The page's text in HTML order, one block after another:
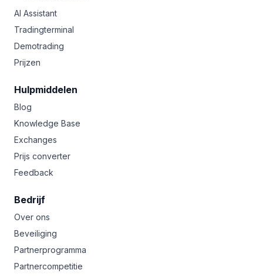
AI Assistant
Tradingterminal
Demotrading
Prijzen
Hulpmiddelen
Blog
Knowledge Base
Exchanges
Prijs converter
Feedback
Bedrijf
Over ons
Beveiliging
Partnerprogramma
Partnercompetitie